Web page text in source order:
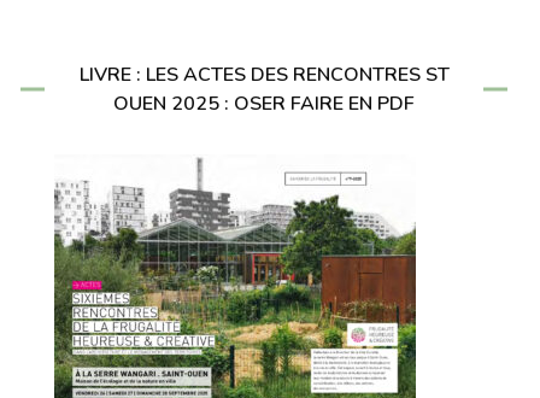
LIVRE : LES ACTES DES RENCONTRES ST
OUEN 2025 : OSER FAIRE EN PDF